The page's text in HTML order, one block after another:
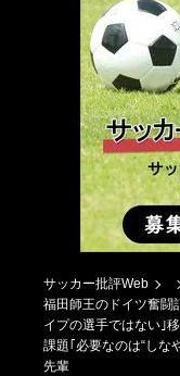
サッカー批評Web
福田師王のドイツ奮
イプの選手ではない｣
課題｢必要なのは“しな
先輩